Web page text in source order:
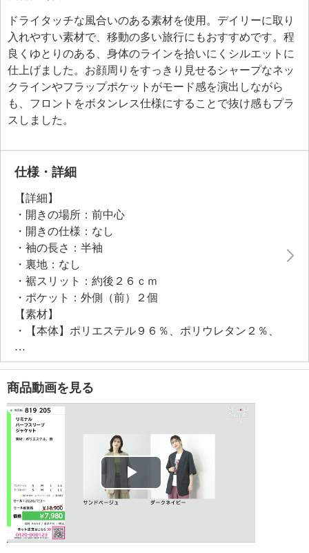
ドライタッチな風合いのある素材を使用。デイリーに取り
入れやすい素材で、移動の多い旅行にもおすすめです。程
良くゆとりのある、身体のラインを拾いにくシルエットに
仕上げました。お顔周りをすっきり見せるシャープなネッ
クラインやフラップポケットがモード感を演出しながら
も、フロントをボタンレス仕様にすることで抜け感もプラ
スしました。
仕様・詳細
【詳細】
・開きの場所：前中心
・開きの仕様：なし
・袖の長さ：半袖
・裏地：なし
・裾スリット：約後２６ｃｍ
・ポケット：外側（前）２個
【素材】
・【本体】ポリエステル９６％、ポリウレタン２％、
レーヨン２％
・【パイピング部分】ポリエステル１００％
【メンテナンス（絵表示ラベル）】
・洗濯機：可
・漂白処理：塩素系・酸素系漂白不可
・タンブル乾燥：不可
・自然乾燥：日陰の吊り干し
・アイロン仕上げ：可（低温）
・ドライクリーニング：石油系ドライクリーニング可
・ウエットクリーニング：可
【メンテナンス（ケアラベル）】
・単品洗い
・水や汗などによる色落ち、色移り注意
商品動画を見る
Play